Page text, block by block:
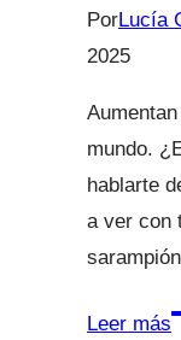
PorLucía
2025
mundo.
hablarte
a ver con
Leer más